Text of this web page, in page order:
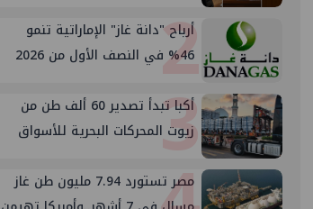
2
أرباح "دانة غاز" الإماراتية تنمو
46% في النصف الأول من 2026
3
أكبا تبدأ تصدير 60 ألف طن من
زيوت المحركات البحرية للأسواق
مصر تستورد 7.94 مليون طن غاز